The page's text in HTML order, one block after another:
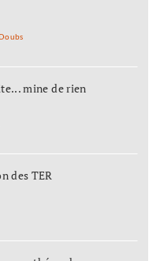
mine de rien
des TER